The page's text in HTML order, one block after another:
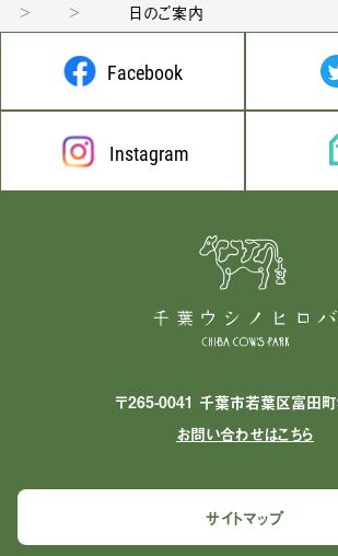
日のご案内
Facebook
Instagram
〒265-0041 千葉市若葉区富田
お問い合わせはこちら
サイトマップ